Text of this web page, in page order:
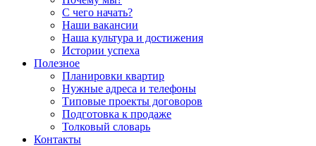
С чего начать?
Наши вакансии
Наша культура и достижения
Истории успеха
Полезное
Планировки квартир
Нужные адреса и телефоны
Типовые проекты договоров
Подготовка к продаже
Толковый словарь
Контакты